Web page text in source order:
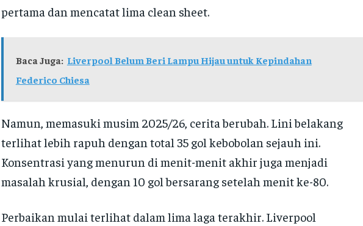
pertama dan mencatat lima clean sheet.
Baca Juga: Liverpool Belum Beri Lampu Hijau untuk Kepindahan
Federico Chiesa
Namun, memasuki musim 2025/26, cerita berubah. Lini belakang
terlihat lebih rapuh dengan total 35 gol kebobolan sejauh ini.
Konsentrasi yang menurun di menit-menit akhir juga menjadi
masalah krusial, dengan 10 gol bersarang setelah menit ke-80.
Perbaikan mulai terlihat dalam lima laga terakhir. Liverpool